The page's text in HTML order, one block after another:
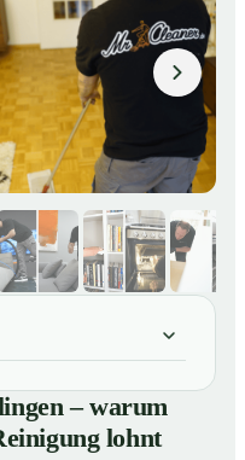
warum sich eine
– warum
lohnt